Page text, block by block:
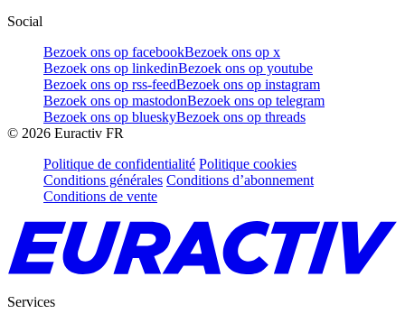
Social
Bezoek ons op facebookBezoek ons op x
Bezoek ons op linkedinBezoek ons op youtube
Bezoek ons op rss-feedBezoek ons op instagram
Bezoek ons op mastodonBezoek ons op telegram
Bezoek ons op blueskyBezoek ons op threads
© 2026 Euractiv FR
Politique de confidentialité Politique cookies
Conditions générales Conditions d’abonnement
Conditions de vente
Services